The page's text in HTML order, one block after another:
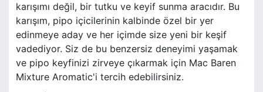
karışımı değil, bir tutku ve keyif sunma aracıdır. Bu
karışım, pipo içicilerinin kalbinde özel bir yer
edinmeye aday ve her içimde size yeni bir keşif
vadediyor. Siz de bu benzersiz deneyimi yaşamak
ve pipo keyfinizi zirveye çıkarmak için Mac Baren
Mixture Aromatic'i tercih edebilirsiniz.